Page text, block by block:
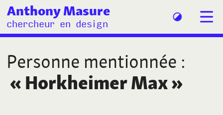
Anthony Masure
chercheur en design
Personne mentionnée :
« Horkheimer Max»